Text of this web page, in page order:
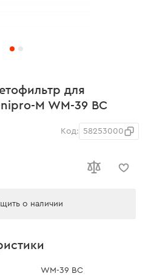
для
M WM-39 ВС
Код: 58253000
о наличии
WM-39 ВС